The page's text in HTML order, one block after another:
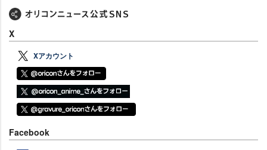
X
Xアカウント
Facebook